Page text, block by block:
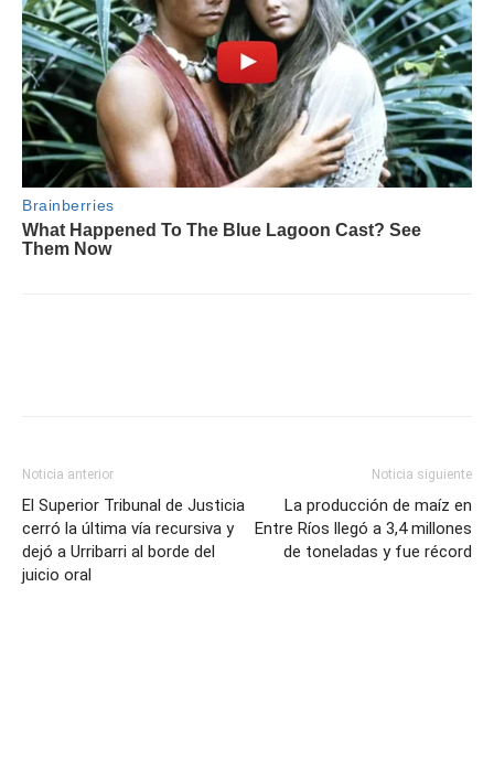
Noticia anterior
El Superior Tribunal de Justicia
cerró la última vía recursiva y
dejó a Urribarri al borde del
juicio oral
Noticia siguiente
La producción de maíz en
Entre Ríos llegó a 3,4 millones
de toneladas y fue récord